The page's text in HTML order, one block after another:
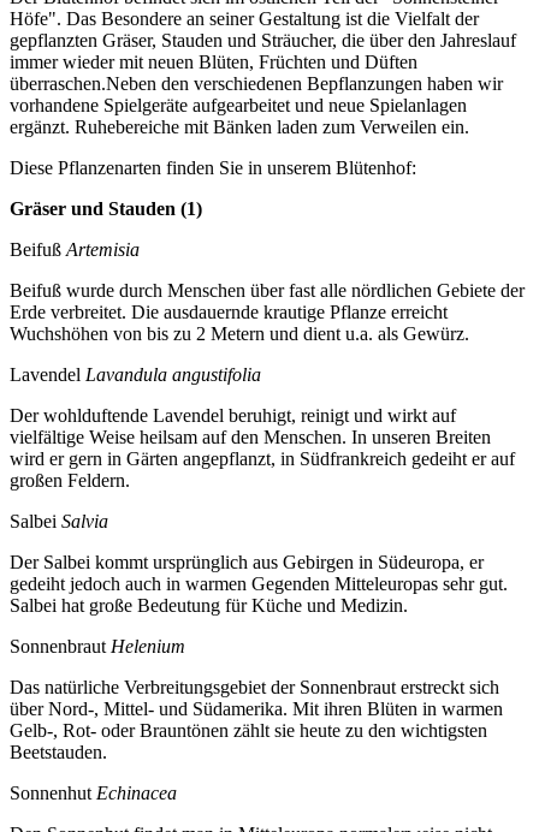
Höfe". Das Besondere an seiner Gestaltung ist die Vielfalt der
gepflanzten Gräser, Stauden und Sträucher, die über den Jahreslauf
immer wieder mit neuen Blüten, Früchten und Düften
überraschen.Neben den verschiedenen Bepflanzungen haben wir
vorhandene Spielgeräte aufgearbeitet und neue Spielanlagen
ergänzt. Ruhebereiche mit Bänken laden zum Verweilen ein.
Diese Pflanzenarten finden Sie in unserem Blütenhof:
Gräser und Stauden (1)
Beifuß Artemisia
Beifuß wurde durch Menschen über fast alle nördlichen Gebiete der
Erde verbreitet. Die ausdauernde krautige Pflanze erreicht
Wuchshöhen von bis zu 2 Metern und dient u.a. als Gewürz.
Lavendel Lavandula angustifolia
Der wohlduftende Lavendel beruhigt, reinigt und wirkt auf
vielfältige Weise heilsam auf den Menschen. In unseren Breiten
wird er gern in Gärten angepflanzt, in Südfrankreich gedeiht er auf
großen Feldern.
Salbei Salvia
Der Salbei kommt ursprünglich aus Gebirgen in Südeuropa, er
gedeiht jedoch auch in warmen Gegenden Mitteleuropas sehr gut.
Salbei hat große Bedeutung für Küche und Medizin.
Sonnenbraut Helenium
Das natürliche Verbreitungsgebiet der Sonnenbraut erstreckt sich
über Nord-, Mittel- und Südamerika. Mit ihren Blüten in warmen
Gelb-, Rot- oder Brauntönen zählt sie heute zu den wichtigsten
Beetstauden.
Sonnenhut Echinacea